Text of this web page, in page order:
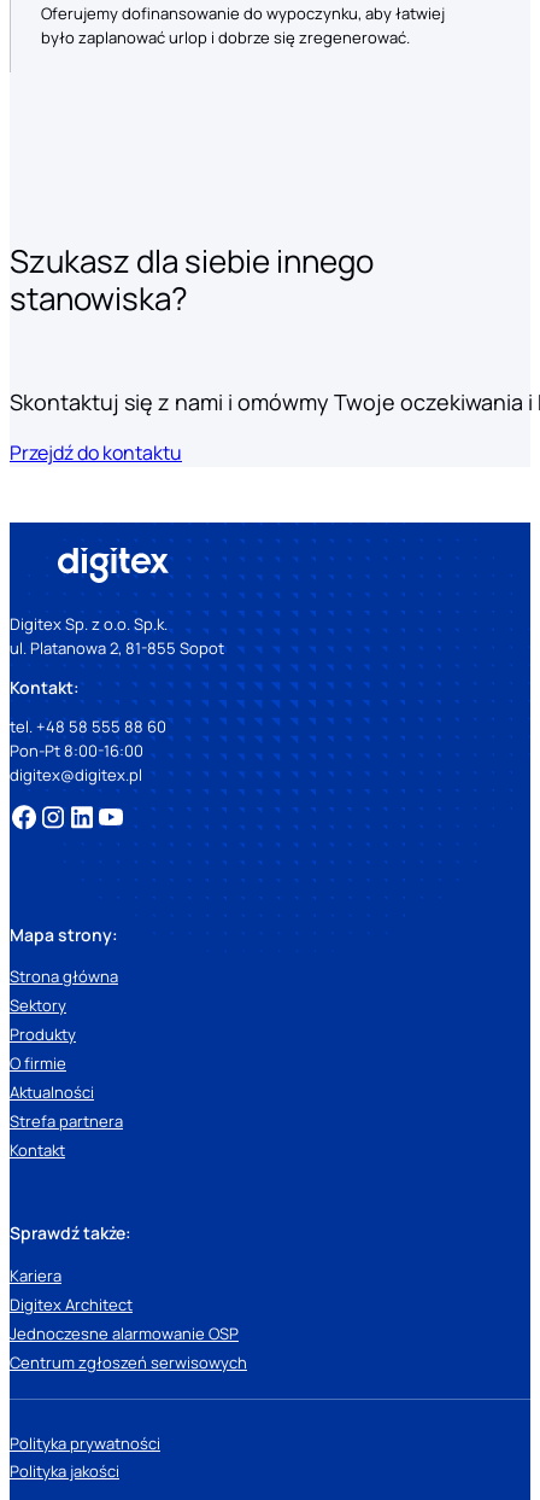
Oferujemy dofinansowanie do wypoczynku, aby łatwiej
było zaplanować urlop i dobrze się zregenerować.
Szukasz dla siebie innego
stanowiska?
Skontaktuj się z nami i omówmy Twoje oczekiwania
Przejdź do kontaktu
Digitex Sp. z o.o. Sp.k.
ul. Platanowa 2, 81-855 Sopot
Kontakt:
tel. +48 58 555 88 60
Pon-Pt 8:00-16:00
digitex@digitex.pl
Mapa strony:
Strona główna
Sektory
Produkty
O firmie
Aktualności
Strefa partnera
Kontakt
Sprawdź także:
Kariera
Digitex Architect
Jednoczesne alarmowanie OSP
Centrum zgłoszeń serwisowych
Polityka prywatności
Polityka jakości